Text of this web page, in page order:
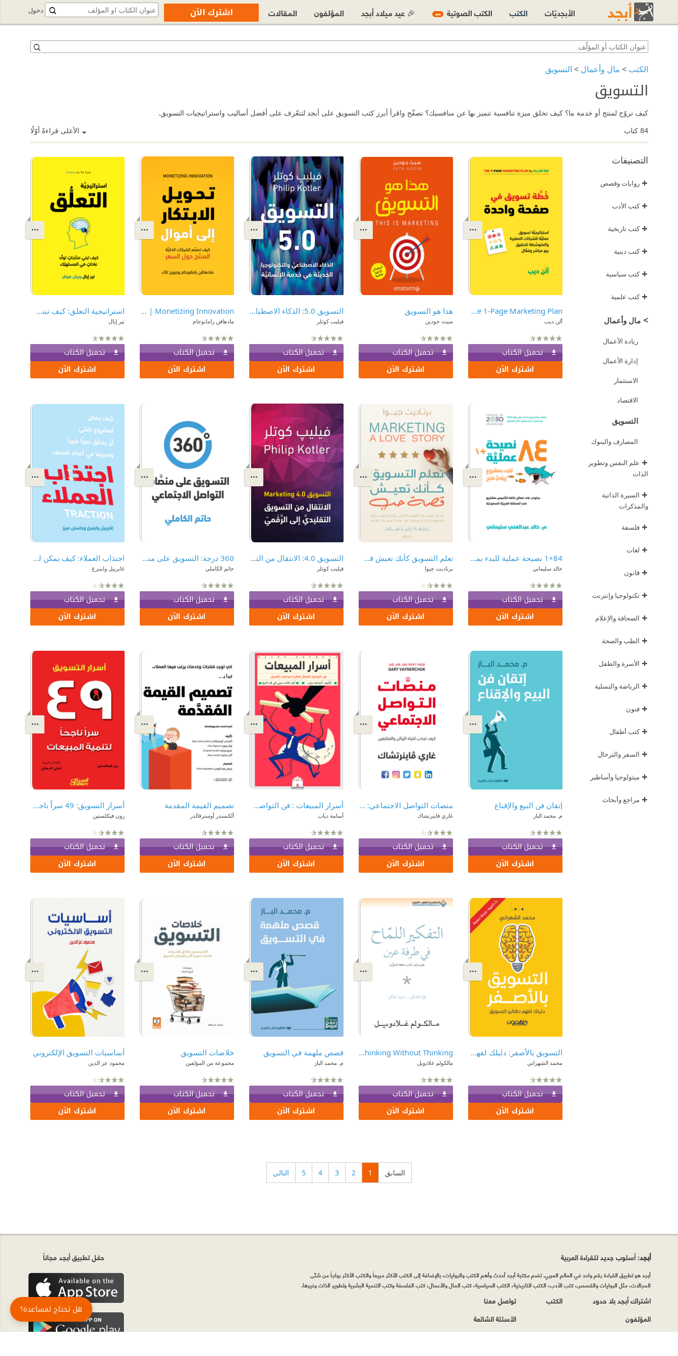
الكتب > مال وأعمال > التسويق
التسويق
كيف تروّج لمنتج أو خدمة ما؟ كيف تخلق ميزة تنافسية تتميز بها عن منافسيك؟ تصفّح واقرأ أبرز كتب التسويق على أبجد لتتعّرف على أفضل أساليب واستراتيجيات التسويق.
الأعلى قراءةً أوّلًا
84 كتاب
التصنيفات
+ روايات وقصص
+كتب الأدب
+كتب تاريخية
+كتب دينية
+كتب سياسية
+كتب علمية
>مال وأعمال
ريادة الأعمال
إدارة الأعمال
الاستثمار
الاقتصاد
التسويق
المصارف والبنوك
+ علم النفس وتطوير
الذات
+ السيرة الذاتية
والمذكرات
+ فلسفة
+ لغات
+ قانون
+ تكنولوجيا وإنترنت
+ الصحافة والإعلام
+ الطب والصحة
+ الأسرة والطفل
+ الرياضة والتسلية
+ فنون
+كتب أطفال
+ السفر والترحال
+ ميثولوجيا وأساطير
+ مراجع وأبحاث
The 1-Page Marketing Plan | خطة تسويق في صفحة واحدة : استراتيجية تسويق عملية للشركات الصغيرة والمتوسطة لتحقيق بيع مباشر وفعال
ألن ديب
تحميل الكتاب
اشترك الآن
هذا هو التسويق
سيث جودين
تحميل الكتاب
اشترك الآن
التسويق 5.0: الذكاء الاصطناعي والتكنولوجيا الحديثة في خدمة الإنسانية
فيليب كوتلر
تحميل الكتاب
اشترك الآن
Monetizing Innovation | ‫تحويل الابتكار إلى أموال : كيف تصمم الشركات الذكية المنتج حول السعر‬
مادهافن رامانوجام
تحميل الكتاب
اشترك الآن
استراتيجية التعلق: كيف تبني منتجات تولِّد عادات في المستهلِك
نير إيال
تحميل الكتاب
اشترك الآن
1+84 نصيحة عملية للبدء بمشروع ريادي ناجح: يحتوي على نصائح خاصة لتأسيس مشاريع في المملكة العربية السعودية
خالد سليماني
تحميل الكتاب
اشترك الآن
تعلم التسويق كأنك تعيش قصة حب | Marketing: A Love Story
برناديت جيوا
تحميل الكتاب
اشترك الآن
التسويق 4.0: الانتقال من التسويق التقليدي الى الرقمي
فيليب كوتلر
تحميل الكتاب
اشترك الآن
360 درجة: التسويق على منصات التواصل الاجتماعي
حاتم الكاملي
تحميل الكتاب
اشترك الآن
اجتذاب العملاء: كيف يمكن لمشروع ناشئ أن يحقق نمواً كبيراً وسريعاً في أعداد العملاء
غابرييل واينبرغ
تحميل الكتاب
اشترك الآن
إتقان فن البيع والإقناع
م. محمد الباز
تحميل الكتاب
اشترك الآن
منصات التواصل الاجتماعي: كيف تجذب انتباه الزبائن والمتابعين
غاري فاينرتشاك
تحميل الكتاب
اشترك الآن
أسرار المبيعات : فن التواصل الفعال لعلاج اعتراضات العميل
أسامة دياب
تحميل الكتاب
اشترك الآن
تصميم القيمة المقدمة
ألكسندر أوسترفالدر
تحميل الكتاب
اشترك الآن
‫أسرار التسويق: 49 سراً ناجحاً لتنمية المبيعات‬
رون فيكلستين
تحميل الكتاب
اشترك الآن
التسويق بالأصفر: دليلك لفهم دهاليز التسويق
محمد الشهراني
تحميل الكتاب
اشترك الآن
Blink: The Power of Thinking Without Thinking | التفكير اللماح في طرفة عين
مالكولم غلادويل
تحميل الكتاب
اشترك الآن
قصص ملهمة في التسويق
م. محمد الباز
تحميل الكتاب
اشترك الآن
خلاصات التسويق
مجموعة من المؤلفين
تحميل الكتاب
اشترك الآن
أساسيات التسويق الإلكتروني
محمود عز الدين
تحميل الكتاب
اشترك الآن
السابق 1
2
3
4
5 التالي
دخول الأبجديّات الكتب الكتب الصوتية جديد 🎉 عيد ميلاد أبجد المؤلفون المقالات اشترك الآن
حمّل تطبيق أبجد مجاناً أبجد: أسلوب جديد للقراءة العربية
أبجد هو تطبيق القراءة رقم واحد في العالم العربي. تضم مكتبة أبجد أحدث وأهم الكتب والروايات، بالإضافة إلى الكتب الأكثر مبيعاً والكتب الأكثر رواجاً من شتّى
المجالات، مثل الروايات والقصص، كتب الأدب، الكتب التاريخية، الكتب السياسية، كتب المال والأعمال، كتب الفلسفة وكتب التنمية البشرية وتطوير الذات وغيرها.
اشتراك أبجد بلا حدود
المؤلفون
الكتب
تواصل معنا
الأسئلة الشائعة
هل تحتاج لمساعدة؟